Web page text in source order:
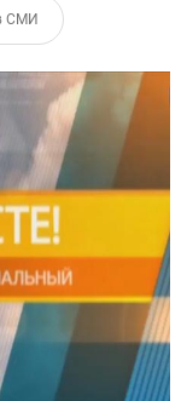
СМИ